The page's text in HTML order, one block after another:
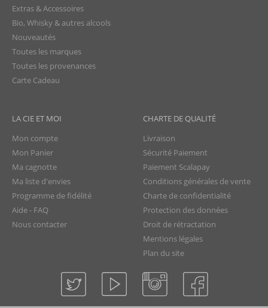
Extras & Accessoires
Bio, Whisky & autres alcools
Nouveautés
Toutes les marques
Toutes les provenances
Carte Cadeau
LA CIE ET MOI
Mon compte
Mon Panier
Ma cagnotte
Ma liste d'envies
Programme de fidélité
Aide - FAQ
Nous contacter
CHARTE DE QUALITÉ
Livraison
Sécurité Paiement
Paiement Scalapay
Conditions générales de vente
Charte de confidentialité
Protection des données
Droit de rétractation
Mentions légales
Plan du site